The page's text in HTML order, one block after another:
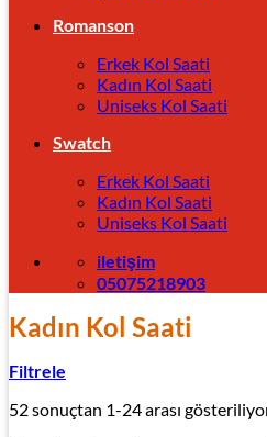
Romanson
Erkek Kol Saati
Kadın Kol Saati
Uniseks Kol Saati
Swatch
Erkek Kol Saati
Kadın Kol Saati
Uniseks Kol Saati
iletişim
05075218903
Kadın Kol Saati
Filtrele
52 sonuçtan 1-24 arası